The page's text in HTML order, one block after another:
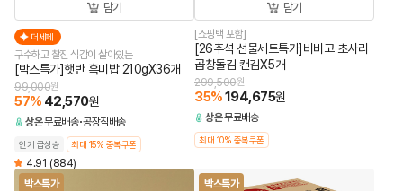
담기
더세페
구수하고 찰진 식감이 살아있는
[박스특가]햇반 흑미밥 210gX36개
99,000원
57% 42,570원
상온무료배송 공장직배송
인기 급상승 최대 15% 중복쿠폰
4.91 (884)
담기
[쇼핑백 포함]
[26추석 선물세트특가]비비고 초사리
곱창돌김 캔김X5개
299,500원
35%194,675원
상온무료배송
최대 10% 중복쿠폰
박스특가 박스특가